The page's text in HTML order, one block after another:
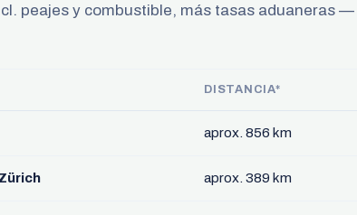
peajes y combustible, más tasas aduaneras —
DISTANCIA*
aprox. 856 km
aprox. 389 km